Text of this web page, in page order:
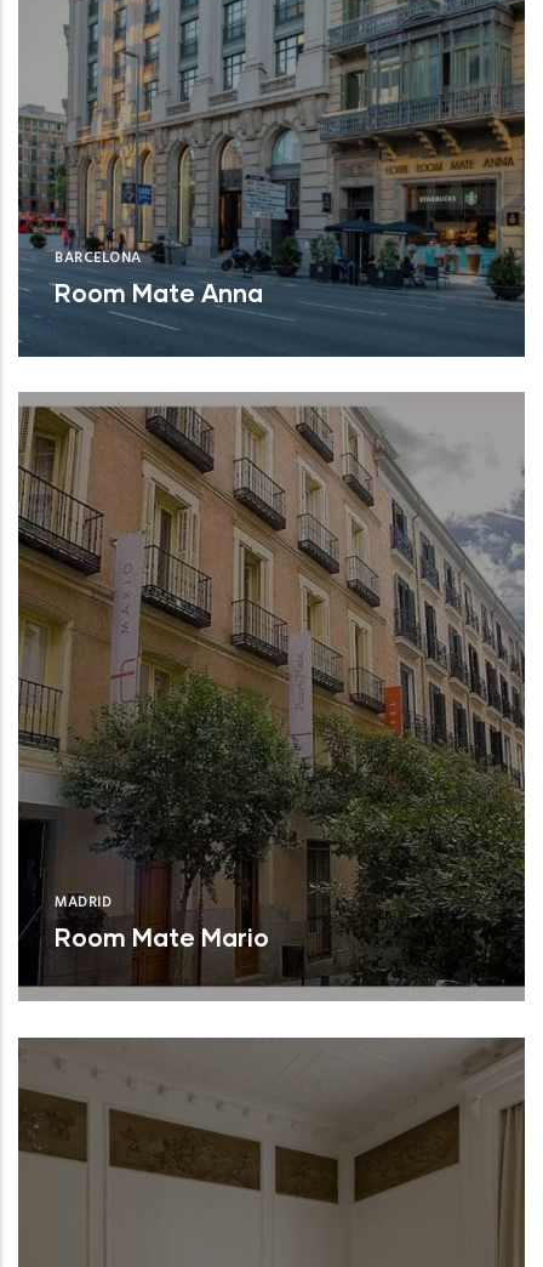
BARCELONA
Room Mate Anna
MADRID
Room Mate Mario